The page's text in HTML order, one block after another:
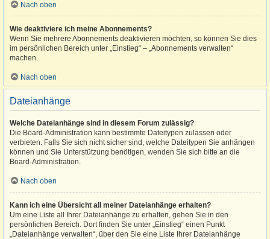
Nach oben
Wie deaktiviere ich meine Abonnements?
Wenn Sie mehrere Abonnements deaktivieren möchten, so können Sie dies
im persönlichen Bereich unter „Einstieg“ – „Abonnements verwalten“
machen.
Nach oben
Dateianhänge
Welche Dateianhänge sind in diesem Forum zulässig?
Die Board-Administration kann bestimmte Dateitypen zulassen oder
verbieten. Falls Sie sich nicht sicher sind, welche Dateitypen Sie anhängen
können und Sie Unterstützung benötigen, wenden Sie sich bitte an die
Board-Administration.
Nach oben
Kann ich eine Übersicht all meiner Dateianhänge erhalten?
Um eine Liste all Ihrer Dateianhänge zu erhalten, gehen Sie in den
persönlichen Bereich. Dort finden Sie unter „Einstieg“ einen Punkt
„Dateianhänge verwalten“, über den Sie eine Liste Ihrer Dateianhänge